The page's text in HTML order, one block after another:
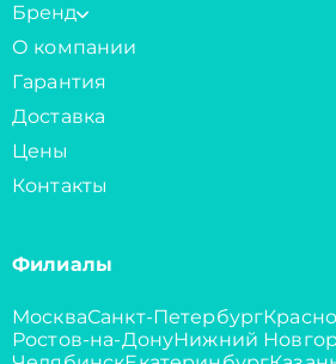
Бренд
О компании
Гарантия
Доставка
Цены
Контакты
Филиалы
МоскваСанкт-Петербург
Ростов-на-ДонуНижний